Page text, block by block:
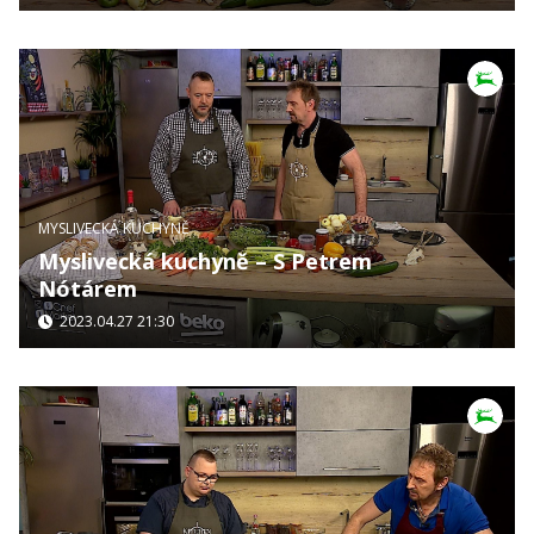
MYSLIVECKÁ KUCHYNĚ
Myslivecká kuchyně – S Petrem
Nótárem
2023.04.27 21:30